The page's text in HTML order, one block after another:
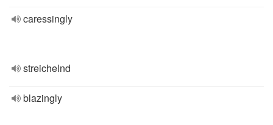
caressingly
streichelnd
blazingly